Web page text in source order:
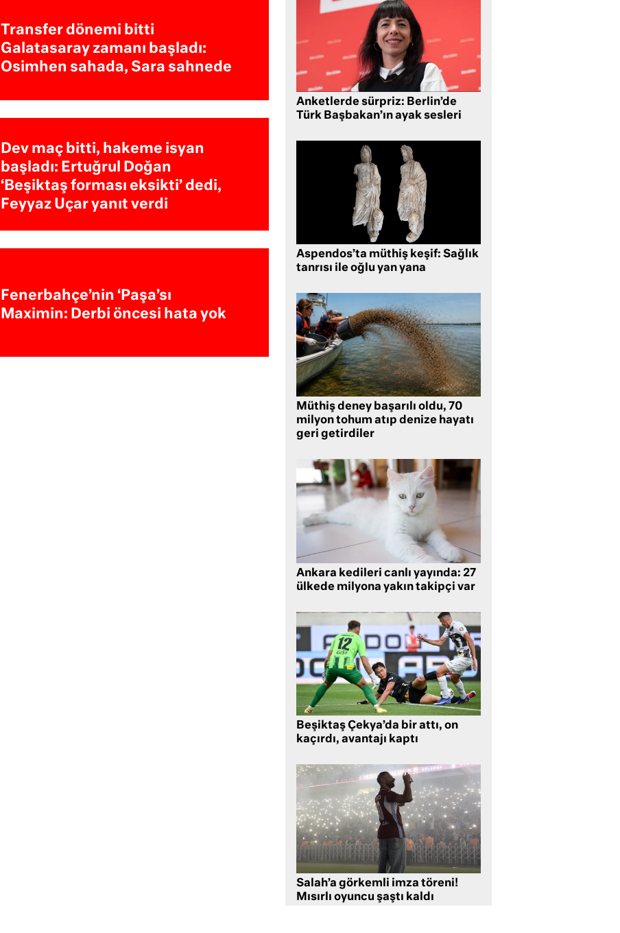
Transfer dönemi bitti
Galatasaray zamanı başladı:
Osimhen sahada, Sara sahnede
Dev maç bitti, hakeme isyan
başladı: Ertuğrul Doğan
‘Beşiktaş forması eksikti’ dedi,
Feyyaz Uçar yanıt verdi
Fenerbahçe’nin ‘Paşa’sı
Maximin: Derbi öncesi hata yok
Anketlerde sürpriz: Berlin’de
Türk Başbakan’ın ayak sesleri
Aspendos’ta müthiş keşif: Sağlık
tanrısı ile oğlu yan yana
Müthiş deney başarılı oldu, 70
milyon tohum atıp denize hayatı
geri getirdiler
Ankara kedileri canlı yayında: 27
ülkede milyona yakın takipçi var
Beşiktaş Çekya’da bir attı, on
kaçırdı, avantajı kaptı
Salah’a görkemli imza töreni!
Mısırlı oyuncu şaştı kaldı